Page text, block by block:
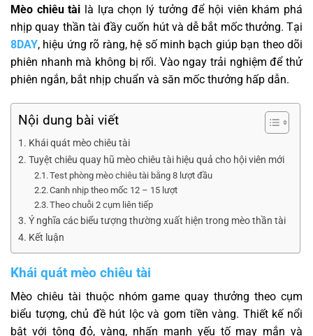
Mèo chiêu tài là lựa chọn lý tưởng để hội viên khám phá
nhịp quay thần tài đầy cuốn hút và dễ bắt mốc thưởng. Tại
8DAY, hiệu ứng rõ ràng, hệ số minh bạch giúp bạn theo dõi
phiên nhanh mà không bị rối. Vào ngay trải nghiệm để thử
phiên ngắn, bắt nhịp chuẩn và săn mốc thưởng hấp dẫn.
Nội dung bài viết
Khái quát mèo chiêu tài
Tuyệt chiêu quay hũ mèo chiêu tài hiệu quả cho hội viên mới
Test phòng mèo chiêu tài bằng 8 lượt đầu
Canh nhịp theo mốc 12 – 15 lượt
Theo chuỗi 2 cụm liên tiếp
Ý nghĩa các biểu tượng thường xuất hiện trong mèo thần tài
Kết luận
Khái quát mèo chiêu tài
Mèo chiêu tài thuộc nhóm game quay thưởng theo cụm
biểu tượng, chủ đề hút lộc và gom tiền vàng. Thiết kế nổi
bật với tông đỏ, vàng, nhấn mạnh yếu tố may mắn và